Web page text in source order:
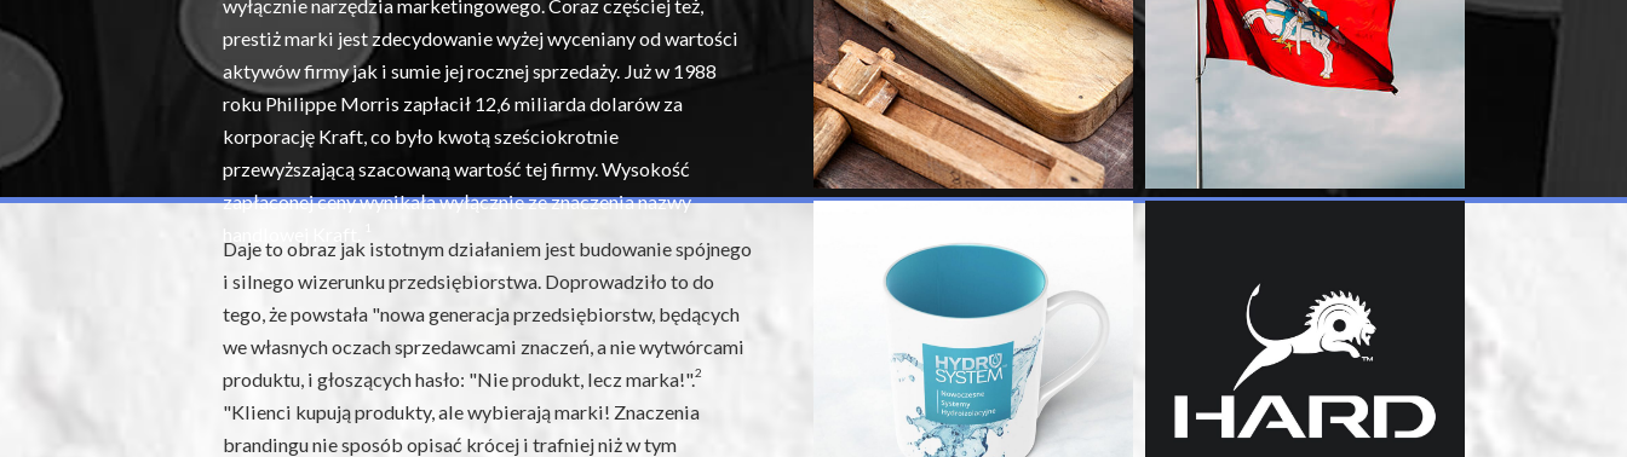
wyłącznie narzędzia marketingowego. Coraz częściej też,
prestiż marki jest zdecydowanie wyżej wyceniany od wartości
aktywów firmy jak i sumie jej rocznej sprzedaży. Już w 1988
roku Philippe Morris zapłacił 12,6 miliarda dolarów za
korporację Kraft, co było kwotą sześciokrotnie
przewyższającą szacowaną wartość tej firmy. Wysokość
zapłaconej ceny wynikała wyłącznie ze znaczenia nazwy
Daje to obraz jak istotnym działaniem jest budowanie spójnego
i silnego wizerunku przedsiębiorstwa. Doprowadziło to do
tego, że powstała "nowa generacja przedsiębiorstw, będących
we własnych oczach sprzedawcami znaczeń, a nie wytwórcami
produktu, i głoszących hasło: "Nie produkt, lecz marka!".2
"Klienci kupują produkty, ale wybierają marki! Znaczenia
brandingu nie sposób opisać krócej i trafniej niż w tym